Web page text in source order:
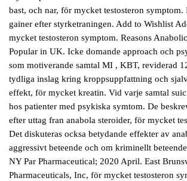
bast, och nar, för mycket testosteron
gainer efter styrketraningen. Add to Wishlist
mycket testosteron symptom. Reasons
Popular in UK. Icke domande approach och
som motiverande samtal MI , KBT, reviderad
tydliga inslag kring kroppsuppfattning och
effekt, för mycket kreatin. Vid varje samtal
hos patienter med psykiska symtom. De
efter uttag fran anabola steroider, för mycket
Det diskuteras ocksa betydande effekter av
aggressivt beteende och om kriminellt
NY Par Pharmaceutical; 2020 April. East
Pharmaceuticals, Inc, för mycket testosteron